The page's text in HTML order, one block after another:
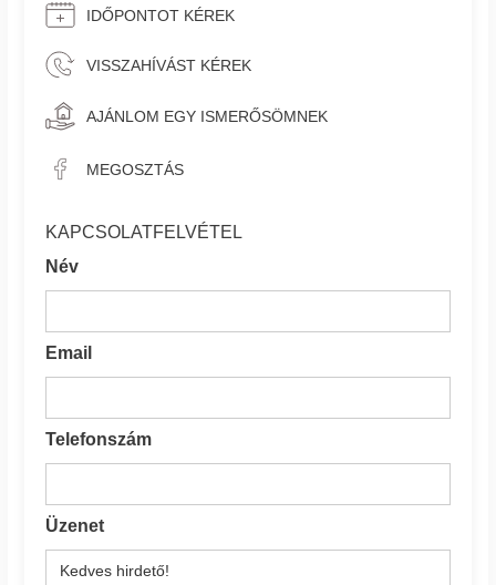
IDŐPONTOT KÉREK
VISSZAHÍVÁST KÉREK
AJÁNLOM EGY ISMERŐSÖMNEK
MEGOSZTÁS
KAPCSOLATFELVÉTEL
Név
Email
Telefonszám
Üzenet